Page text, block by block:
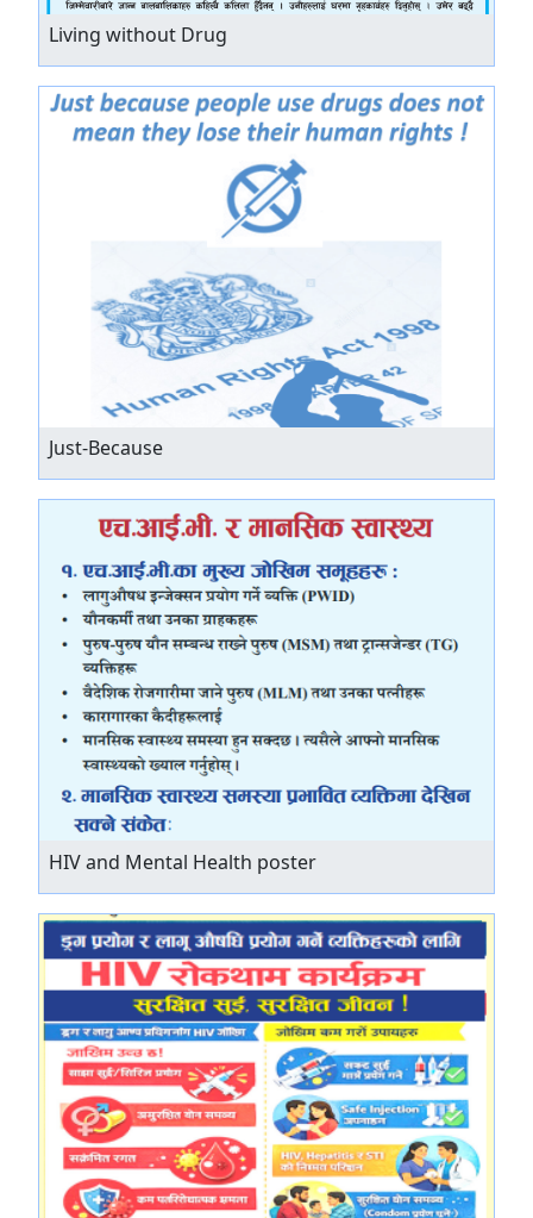
Living without Drug
Just-Because
HIV and Mental Health poster